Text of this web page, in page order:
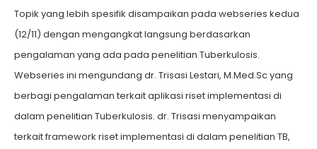
Topik yang lebih spesifik disampaikan pada webseries kedua
(12/11) dengan mengangkat langsung berdasarkan
pengalaman yang ada pada penelitian Tuberkulosis.
Webseries ini mengundang dr. Trisasi Lestari, M.Med.Sc yang
berbagi pengalaman terkait aplikasi riset implementasi di
dalam penelitian Tuberkulosis. dr. Trisasi menyampaikan
terkait framework riset implementasi di dalam penelitian TB,